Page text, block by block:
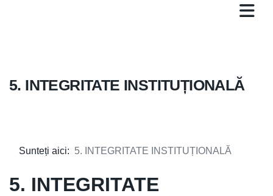
5. INTEGRITATE INSTITUȚIONALĂ
Sunteți aici: 5. INTEGRITATE INSTITUȚIONALĂ
5. INTEGRITATE